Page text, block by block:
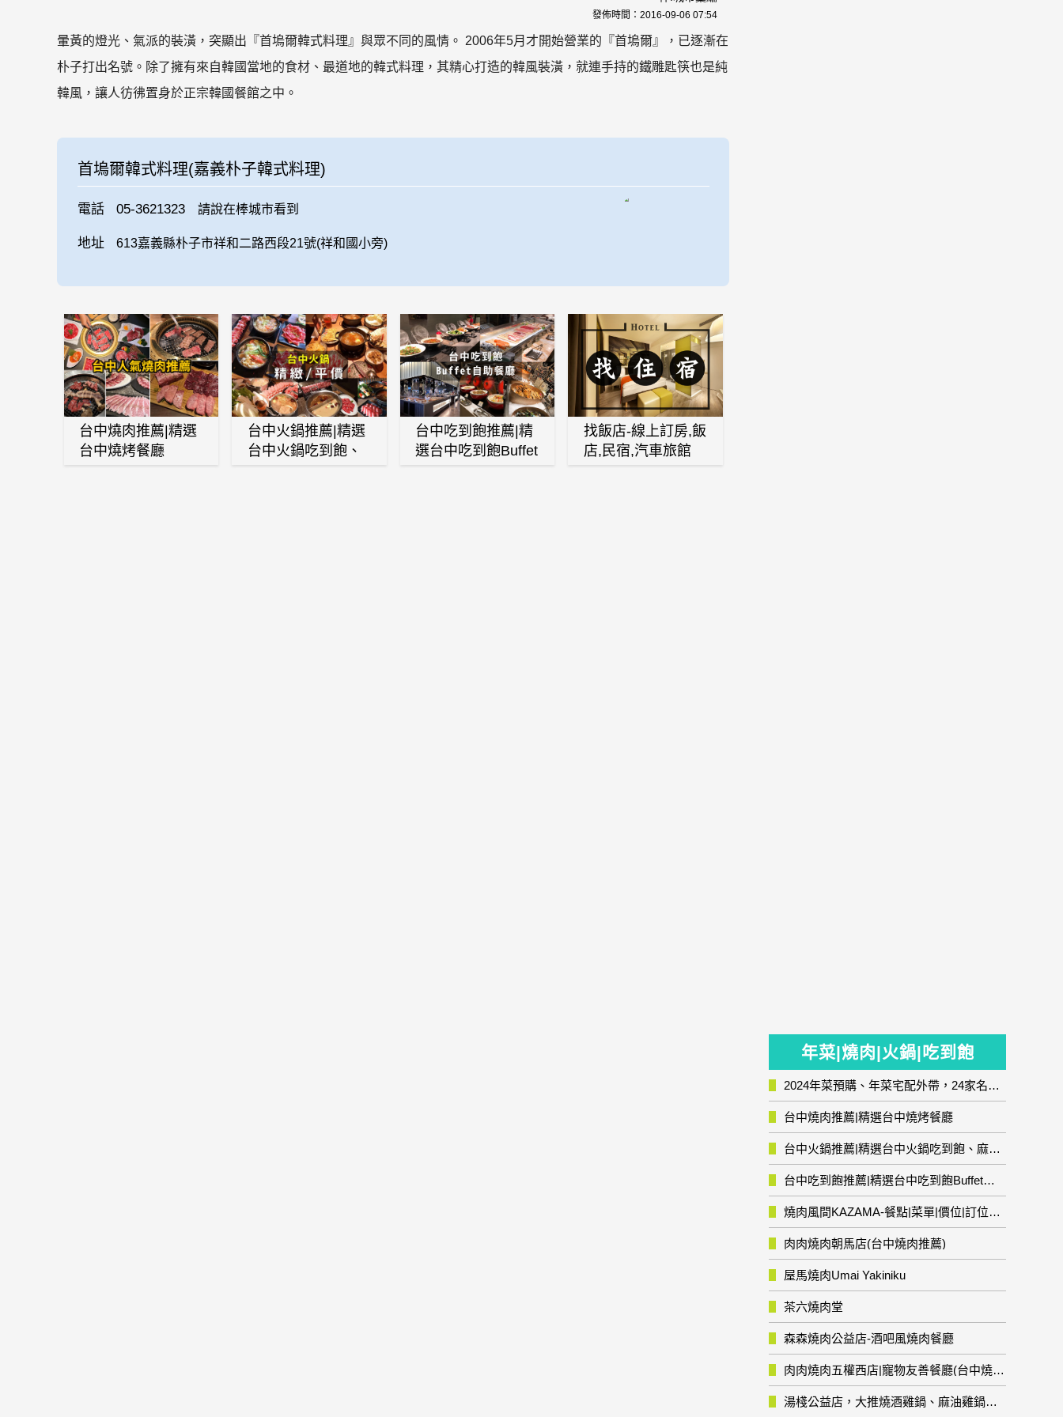
發佈時間： 2016-09-06 07:54
暈黃的燈光、氣派的裝潢，突顯出『首塢爾韓式料理』與眾不同的風情。 2006年5月才開始營業的『首塢爾』，已逐漸在
朴子打出名號。除了擁有來自韓國當地的食材、最道地的韓式料理，其精心打造的韓風裝潢，就連手持的鐵雕匙筷也是純
韓風，讓人彷彿置身於正宗韓國餐館之中。
首塢爾韓式料理(嘉義朴子韓式料理)
電話 05-3621323 請說在棒城市看到
地址 613嘉義縣朴子市祥和二路西段21號(祥和國小旁)
台中燒肉推薦|精選
台中燒烤餐廳
台中火鍋推薦|精選
台中火鍋吃到飽、
台中吃到飽推薦|精
選台中吃到飽Buffet
找飯店-線上訂房,飯
店,民宿,汽車旅館
年菜|燒肉|火鍋|吃到飽
2024年菜預購、年菜宅配外帶，24家名店年菜推薦整理，圍爐輕鬆上菜團圓趣
台中燒肉推薦|精選台中燒烤餐廳
台中火鍋推薦|精選台中火鍋吃到飽、麻辣鍋、鴛鴦鍋、石頭火鍋、酸菜白肉鍋、海鮮鍋、燒酒雞、麻油雞、壽喜燒等熱門人氣火鍋店!
台中吃到飽推薦|精選台中吃到飽Buffet自助餐廳
燒肉風間KAZAMA-餐點|菜單|價位|訂位資訊
肉肉燒肉朝馬店(台中燒肉推薦)
屋馬燒肉Umai Yakiniku
茶六燒肉堂
森森燒肉公益店-酒吧風燒肉餐廳
肉肉燒肉五權西店|寵物友善餐廳(台中燒肉推薦)
湯棧公益店，大推燒酒雞鍋、麻油雞鍋暖暖有夠補